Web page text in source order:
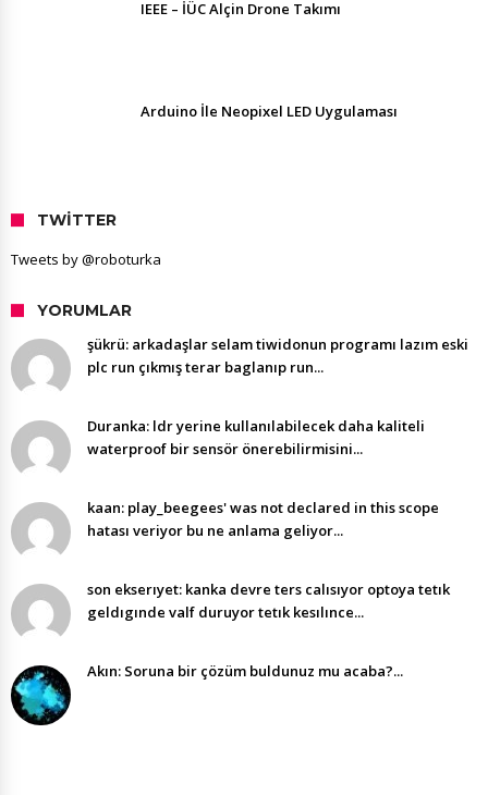
IEEE – İÜC Alçin Drone Takımı
Arduino İle Neopixel LED Uygulaması
TWITTER
Tweets by @roboturka
YORUMLAR
şükrü: arkadaşlar selam tiwidonun programı lazım eski
plc run çıkmış terar baglanıp run...
Duranka: ldr yerine kullanılabilecek daha kaliteli
waterproof bir sensör önerebilirmisini...
kaan: play_beegees' was not declared in this scope
hatası veriyor bu ne anlama geliyor...
son ekserıyet: kanka devre ters calısıyor optoya tetık
geldıgınde valf duruyor tetık kesılınce...
Akın: Soruna bir çözüm buldunuz mu acaba?...